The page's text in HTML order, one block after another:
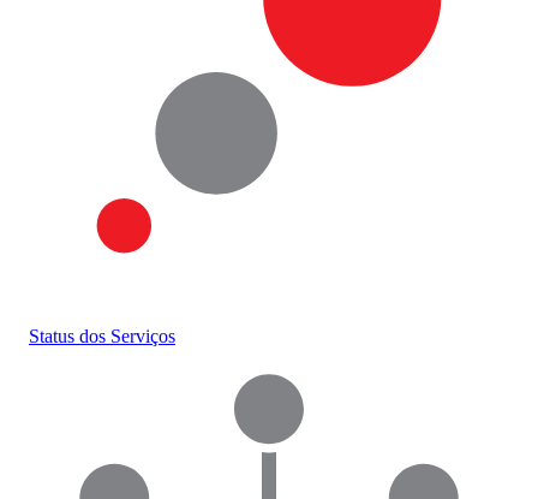
Status dos Serviços